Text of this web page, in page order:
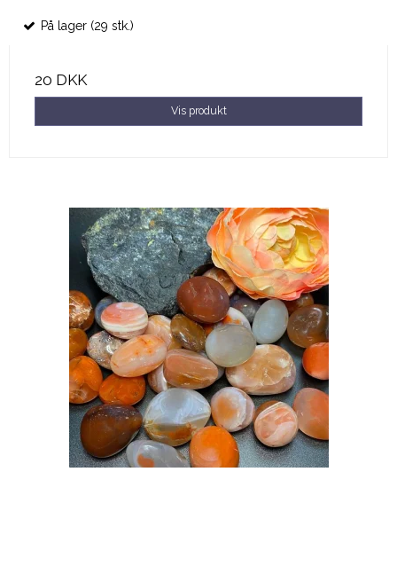
På lager (29 stk.)
20 DKK
Vis produkt